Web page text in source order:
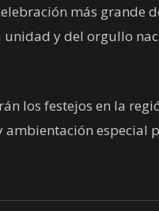
más grande
y del orgullo
los festejos en la
ambientación especial